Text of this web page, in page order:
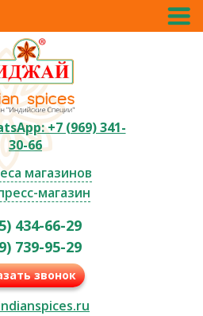
+7 (969) 341-
30-66
магазинов
магазин
434-66-29
739-95-29
звонок